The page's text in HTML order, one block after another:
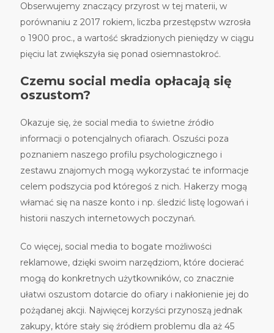
Obserwujemy znaczący przyrost w tej materii, w
porównaniu z 2017 rokiem, liczba przestępstw wzrosła
o 1900 proc., a wartość skradzionych pieniędzy w ciągu
pięciu lat zwiększyła się ponad osiemnastokroć.
Czemu social media opłacają się
oszustom?
Okazuje się, że social media to świetne źródło
informacji o potencjalnych ofiarach. Oszuści poza
poznaniem naszego profilu psychologicznego i
zestawu znajomych mogą wykorzystać te informacje
celem podszycia pod któregoś z nich. Hakerzy mogą
włamać się na nasze konto i np. śledzić listę logowań i
historii naszych internetowych poczynań.
Co więcej, social media to bogate możliwości
reklamowe, dzięki swoim narzędziom, które docierać
mogą do konkretnych użytkowników, co znacznie
ułatwi oszustom dotarcie do ofiary i nakłonienie jej do
pożądanej akcji. Najwięcej korzyści przynoszą jednak
zakupy, które stały się źródłem problemu dla aż 45